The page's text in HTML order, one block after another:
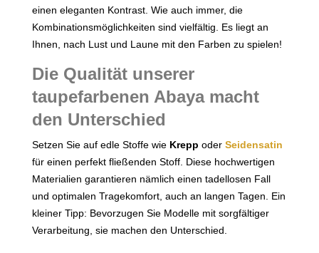
einen eleganten Kontrast. Wie auch immer, die
Kombinationsmöglichkeiten sind vielfältig. Es liegt an
Ihnen, nach Lust und Laune mit den Farben zu spielen!
Die Qualität unserer
taupefarbenen Abaya macht
den Unterschied
Setzen Sie auf edle Stoffe wie Krepp oder Seidensatin
für einen perfekt fließenden Stoff. Diese hochwertigen
Materialien garantieren nämlich einen tadellosen Fall
und optimalen Tragekomfort, auch an langen Tagen. Ein
kleiner Tipp: Bevorzugen Sie Modelle mit sorgfältiger
Verarbeitung, sie machen den Unterschied.